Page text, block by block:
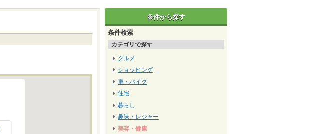
条件から探す
条件検索
カテゴリで探す
グルメ
ショッピング
車・バイク
住宅
暮らし
趣味・レジャー
美容・健康